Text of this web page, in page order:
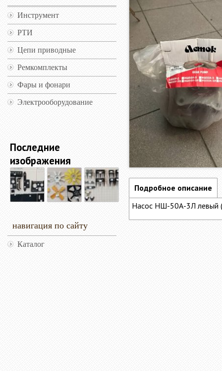
Инструмент
РТИ
Цепи приводные
Ремкомплекты
Фары и фонари
Электрооборудование
Последние
изображения
навигация по сайту
Каталог
Подробное описание
Насос НШ-50А-3Л левый